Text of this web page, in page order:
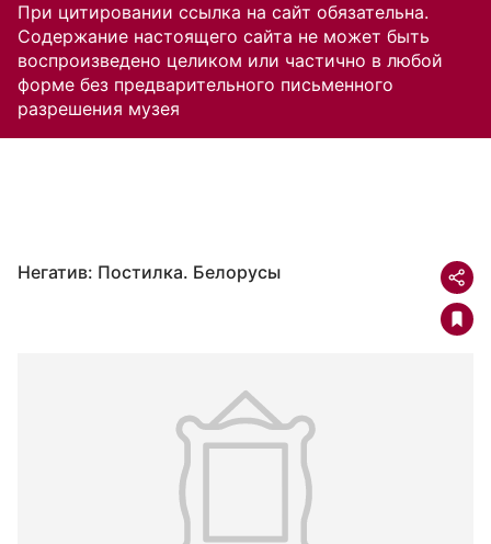
При цитировании ссылка на сайт обязательна.
Содержание настоящего сайта не может быть
воспроизведено целиком или частично в любой
форме без предварительного письменного
разрешения музея
Негатив: Постилка. Белорусы